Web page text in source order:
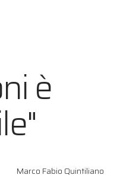
è
Marco Fabio Quintiliano